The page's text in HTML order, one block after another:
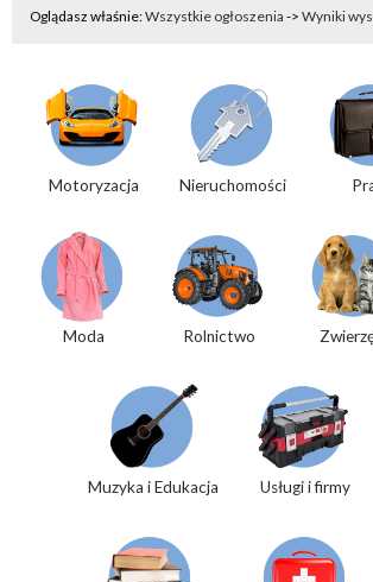
Oglądasz właśnie:Wszystkie ogłoszenia -> Wyniki
Motoryzacja Nieruchomości
Moda Rolnictwo
Muzyka i Edukacja Usługi i firmy